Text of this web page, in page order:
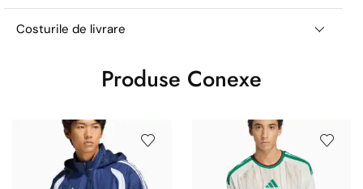
Costurile de livrare
Produse Conexe